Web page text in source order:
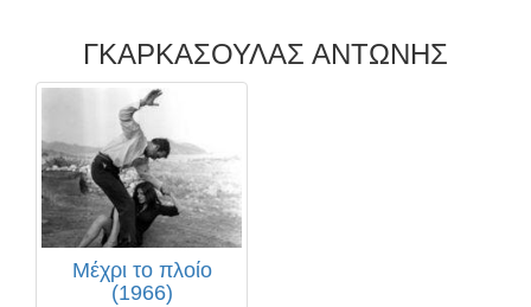
ΓΚΑΡΚΑΣΟΥΛΑΣ ΑΝΤΩΝΗΣ
Μέχρι το πλοίο
(1966)